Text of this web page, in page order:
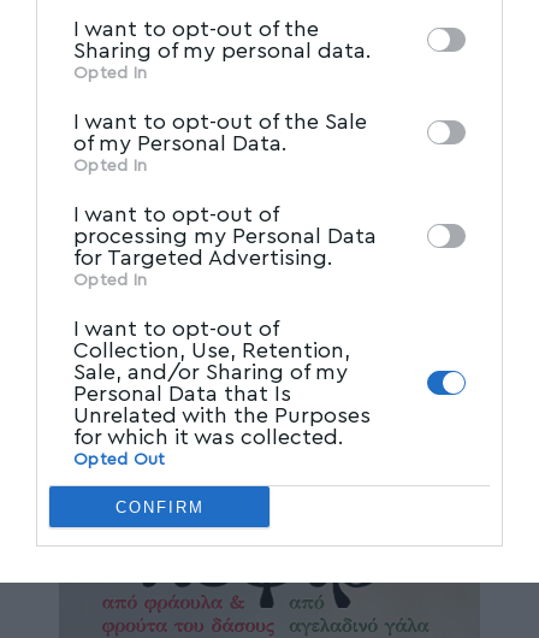
of downstream participants. This
information may also be disclosed by us to
Participantsthat may further disclose it to
other third parties.
I want to opt-out of the
Sharing of my personal data.
Opted In
I want to opt-out of the Sale
of my Personal Data.
Opted In
I want to opt-out of
processing my Personal Data
for Targeted Advertising.
Opted In
I want to opt-out of
Collection, Use, Retention,
Sale, and/or Sharing of my
Personal Data that Is
Unrelated with the Purposes
for which it was collected.
Opted Out
CONFIRM